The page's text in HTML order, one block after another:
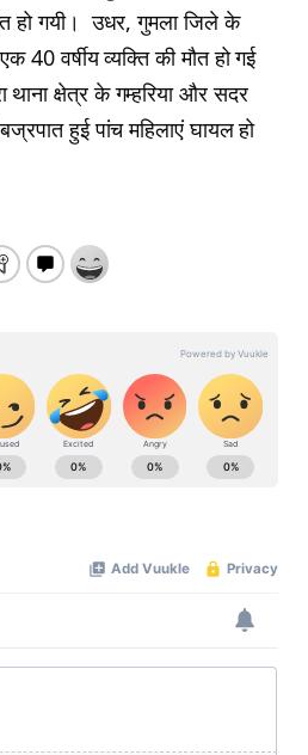
हो गयी। उधर, गुमला जिले के
40 वर्षीय व्यक्ति की मौत हो गई
क्षेत्र के गम्हरिया और सदर
हुई पांच महिलाएं घायल हो